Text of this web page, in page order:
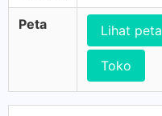
Peta Lihat peta
Toko